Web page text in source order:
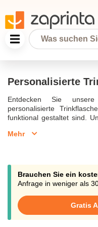
Personalisierte
Entdecken Sie
personalisierte
funktional gestaltet sind.
eine robuste und
Trinkflaschen perfekt für
die bis zu 18 Stunden
Thermosflasche oder eine
Trinkflasche mit Namen
ihren Stil unterstreichen
nach Ihrem Wunschtext
Mehr
Brauchen Sie ein
Anfrage in weniger als
Gratis